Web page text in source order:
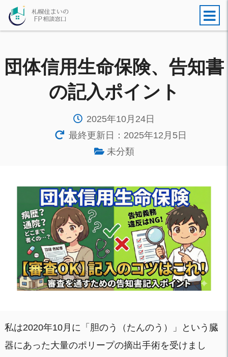
団体信用生命保険、告知書
の記入ポイント
2025年10月24日
最終更新日：2025年12月5日
未分類
私は2020年10月に「胆のう（たんのう）」という臓
器にあった大量のポリープの摘出手術を受けまし